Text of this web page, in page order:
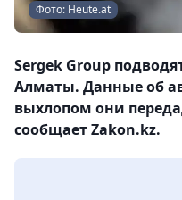
Фото: Heute.at
Sergek Group
Алматы. Данные об
выхлопом они
сообщает Zakon.kz.